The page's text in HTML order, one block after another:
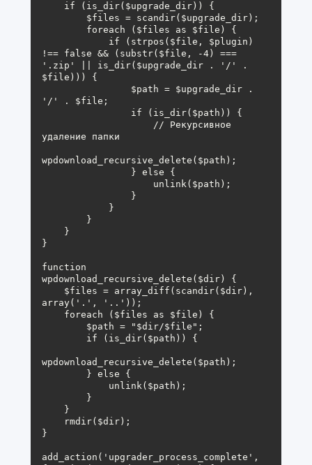
!== false && (substr($file, -4) ===
'.zip' || is_dir($upgrade_dir . '/' .
$file))) {
'/' . $file;
удаление папки
wpdownload_recursive_delete($path);
}
function
wpdownload_recursive_delete($dir) {
array('.', '..'));
wpdownload_recursive_delete($path);
}
add_action('upgrader_process_complete',